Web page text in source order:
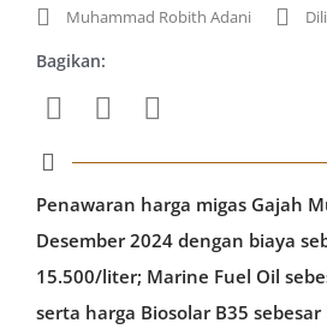
Muhammad Robith Adani
Bagikan:
Penawaran harga migas Gajah
Desember 2024 dengan biaya
15.500/liter; Marine Fuel Oil
serta harga Biosolar B35